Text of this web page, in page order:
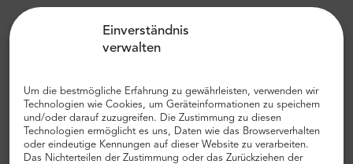
Einverständnis
verwalten
Um die bestmögliche Erfahrung zu gewährleisten, verwenden wir
Technologien wie Cookies, um Geräteinformationen zu speichern
und/oder darauf zuzugreifen. Die Zustimmung zu diesen
Technologien ermöglicht es uns, Daten wie das Browserverhalten
oder eindeutige Kennungen auf dieser Website zu verarbeiten.
Das Nichterteilen der Zustimmung oder das Zurückziehen der
Was die Leute über uns sagen:
John R.
UK
5